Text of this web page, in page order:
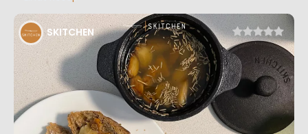
SKITCHEN